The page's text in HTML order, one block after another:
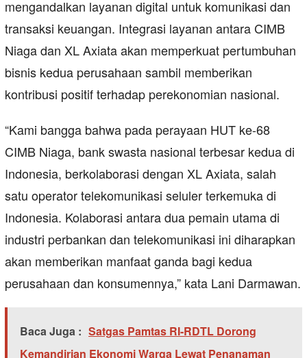
mengandalkan layanan digital untuk komunikasi dan
transaksi keuangan. Integrasi layanan antara CIMB
Niaga dan XL Axiata akan memperkuat pertumbuhan
bisnis kedua perusahaan sambil memberikan
kontribusi positif terhadap perekonomian nasional.
“Kami bangga bahwa pada perayaan HUT ke-68
CIMB Niaga, bank swasta nasional terbesar kedua di
Indonesia, berkolaborasi dengan XL Axiata, salah
satu operator telekomunikasi seluler terkemuka di
Indonesia. Kolaborasi antara dua pemain utama di
industri perbankan dan telekomunikasi ini diharapkan
akan memberikan manfaat ganda bagi kedua
perusahaan dan konsumennya,” kata Lani Darmawan.
Baca Juga : Satgas Pamtas RI-RDTL Dorong
Kemandirian Ekonomi Warga Lewat Penanaman